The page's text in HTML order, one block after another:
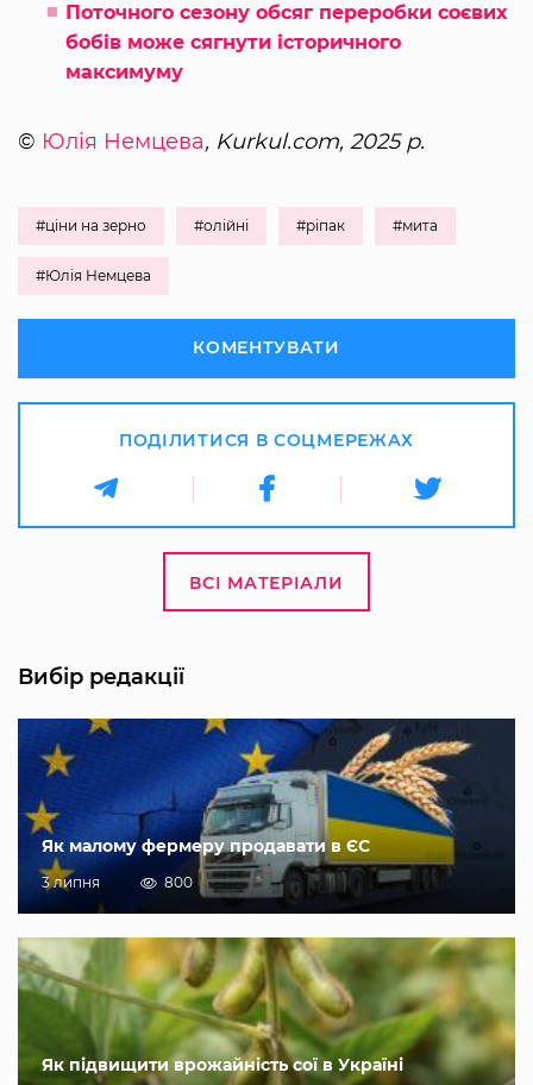
Поточного сезону обсяг переробки соєвих
бобів може сягнути історичного
максимуму
© Юлія Немцева, Kurkul.com, 2025 р.
#ціни на зерно #олійні #ріпак #мита
#Юлія Немцева
КОМЕНТУВАТИ
ПОДІЛИТИСЯ В СОЦМЕРЕЖАХ
ВСІ МАТЕРІАЛИ
Вибір редакції
Як малому фермеру продавати в ЄС
3 липня 800
Як підвищити врожайність сої в Україні